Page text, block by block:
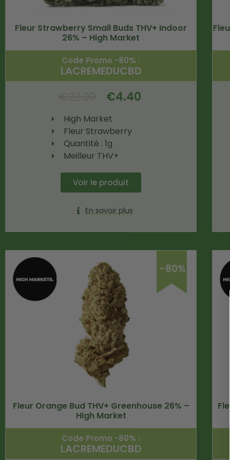
Fleur Strawberry Small Buds THV+ Indoor
26% – High Market
Code Promo -80% :
LACREMEDUCBD
€4.40
High Market
Fleur Strawberry
Quantité : 1g
Meilleur THV+
Voir le produit
En savoir plus
-80%
Fleur Orange Bud THV+ Greenhouse 26% –
High Market
Code Promo -80% :
LACREMEDUCBD